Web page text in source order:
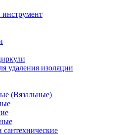
удаления изоляции
(Вязальные)